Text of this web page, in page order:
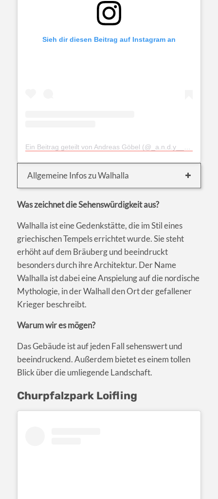
Sieh dir diesen Beitrag auf Instagram an
Allgemeine Infos zu Walhalla
Was zeichnet die Sehenswürdigkeit aus?
Walhalla ist eine Gedenkstätte, die im Stil eines
griechischen Tempels errichtet wurde. Sie steht
erhöht auf dem Bräuberg und beeindruckt
besonders durch ihre Architektur. Der Name
Walhalla ist dabei eine Anspielung auf die nordische
Mythologie, in der Walhall den Ort der gefallener
Krieger beschreibt.
Warum wir es mögen?
Das Gebäude ist auf jeden Fall sehenswert und
beeindruckend. Außerdem bietet es einem tollen
Blick über die umliegende Landschaft.
Churpfalzpark Loifling